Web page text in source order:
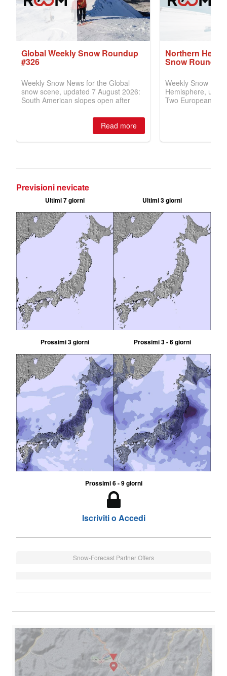
Previsioni nevicate
Ultimi 7 giorni Ultimi 3 giorni
Prossimi 3 giorni Prossimi 3 - 6 giorni
Prossimi 6 - 9 giorni
Iscriviti o Accedi
Snow-Forecast Partner Offers